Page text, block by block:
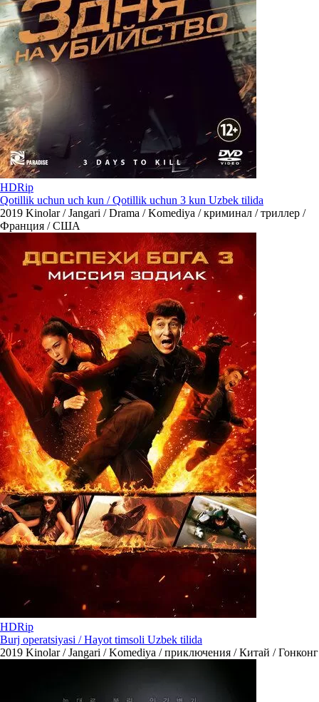
HDRip
Qotillik uchun uch kun / Qotillik uchun 3 kun Uzbek tilida
2019 Kinolar / Jangari / Drama / Komediya / криминал / триллер /
Франция / США
HDRip
Burj operatsiyasi / Hayot timsoli Uzbek tilida
2019 Kinolar / Jangari / Komediya / приключения / Китай / Гонконг